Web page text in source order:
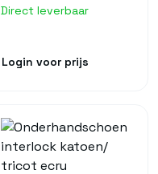
Direct leverbaar
Login voor prijs